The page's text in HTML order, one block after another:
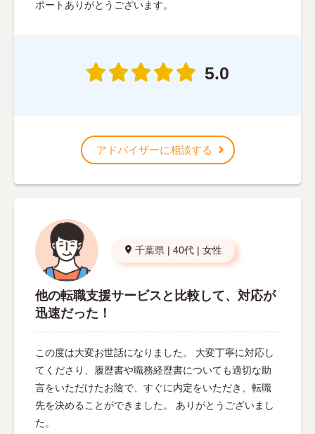
ポートありがとうございます。
5.0
アドバイザーに相談する
千葉県 | 40代 | 女性
他の転職支援サービスと比較して、対応が
迅速だった！
この度は大変お世話になりました。 大変丁寧に対応し
てくださり、履歴書や職務経歴書についても適切な助
言をいただけたお陰で、すぐに内定をいただき、転職
先を決めることができました。 ありがとうございまし
た。